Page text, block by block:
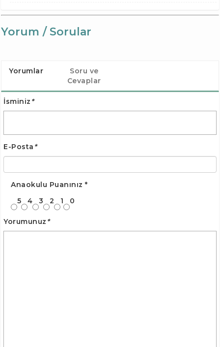
Yorum / Sorular
Yorumlar
Soru ve
Cevaplar
İsminiz *
E-Posta *
Anaokulu Puanınız *
5
4 3 2 1 0
Yorumunuz *